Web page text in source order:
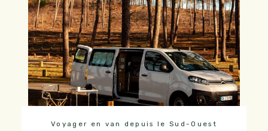
Voyager en van depuis le Sud-Ouest